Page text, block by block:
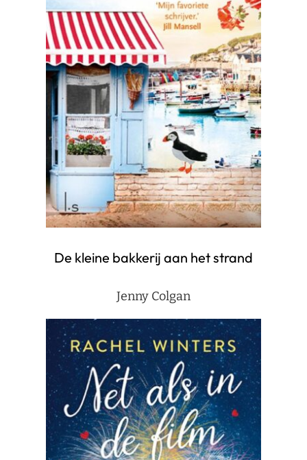
De kleine bakkerij aan het strand
Jenny Colgan